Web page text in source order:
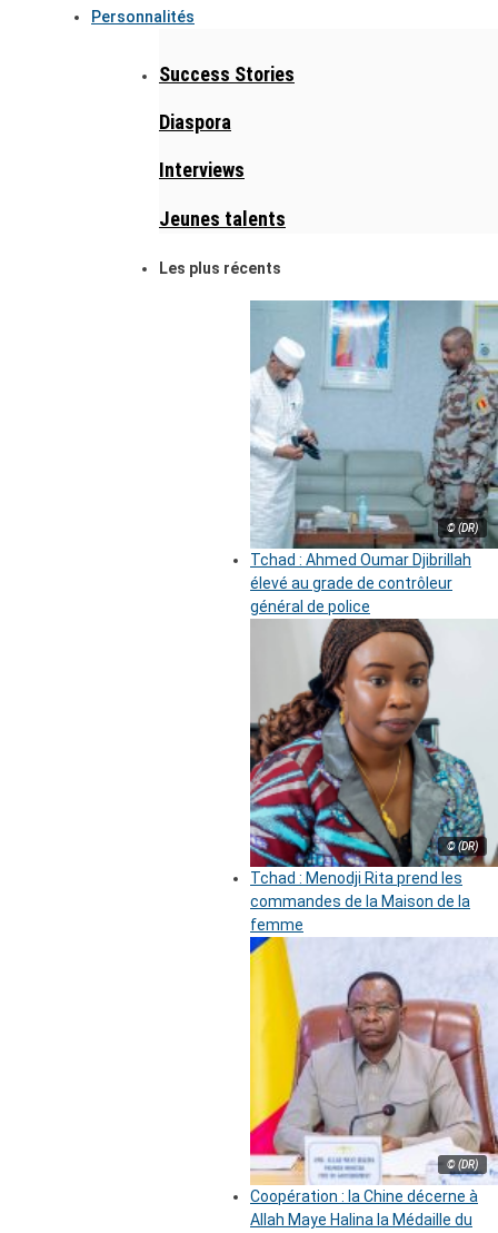
Personnalités
Success Stories
Diaspora
Interviews
Jeunes talents
Les plus récents
© (DR)
Tchad : Ahmed Oumar Djibrillah
élevé au grade de contrôleur
général de police
© (DR)
Tchad : Menodji Rita prend les
commandes de la Maison de la
femme
© (DR)
Coopération : la Chine décerne à
Allah Maye Halina la Médaille du